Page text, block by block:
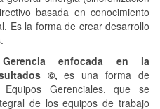
basada en conocimiento
Es la forma de crear desarrollo
enfocada en la
©,es una forma de
Gerenciales, que se
de los equipos de trabajo